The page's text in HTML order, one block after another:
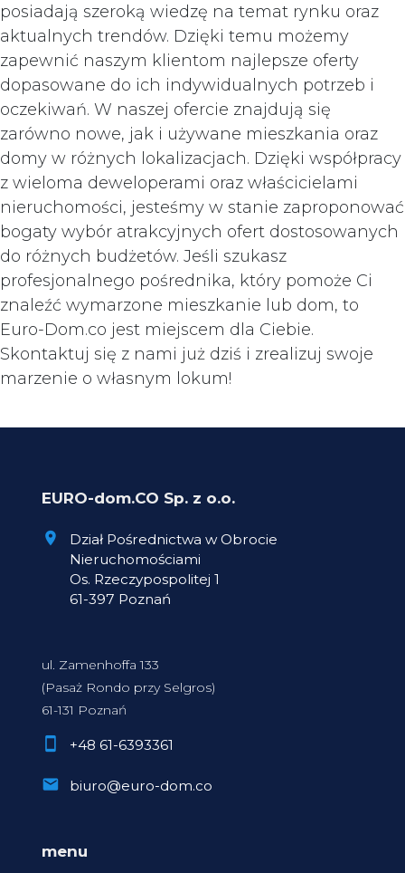
posiadają szeroką wiedzę na temat rynku oraz
aktualnych trendów. Dzięki temu możemy
zapewnić naszym klientom najlepsze oferty
dopasowane do ich indywidualnych potrzeb i
oczekiwań. W naszej ofercie znajdują się
zarówno nowe, jak i używane mieszkania oraz
domy w różnych lokalizacjach. Dzięki współpracy
z wieloma deweloperami oraz właścicielami
nieruchomości, jesteśmy w stanie zaproponować
bogaty wybór atrakcyjnych ofert dostosowanych
do różnych budżetów. Jeśli szukasz
profesjonalnego pośrednika, który pomoże Ci
znaleźć wymarzone mieszkanie lub dom, to
Euro-Dom.co jest miejscem dla Ciebie.
Skontaktuj się z nami już dziś i zrealizuj swoje
marzenie o własnym lokum!
EURO-dom.CO Sp. z o.o.
Dział Pośrednictwa w Obrocie
Nieruchomościami
Os. Rzeczypospolitej 1
61-397 Poznań
ul. Zamenhoffa 133
(Pasaż Rondo przy Selgros)
61-131 Poznań
+48 61-6393361
biuro@euro-dom.co
menu